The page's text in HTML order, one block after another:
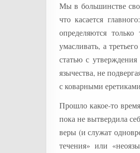
Мы в большинстве
что касается
определяются
умасливать, а
статью с
язычества, не
с коварными
Прошло какое-то
пока не вытвердила
веры (и служат
течения» или